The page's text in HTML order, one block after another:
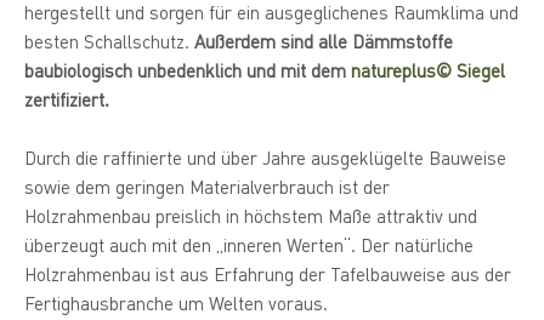
hergestellt und sorgen für ein ausgeglichenes Raumklima und
besten Schallschutz. Außerdem sind alle Dämmstoffe
baubiologisch unbedenklich und mit dem natureplus© Siegel
zertifiziert.
Durch die raffinierte und über Jahre ausgeklügelte Bauweise
sowie dem geringen Materialverbrauch ist der
Holzrahmenbau preislich in höchstem Maße attraktiv und
überzeugt auch mit den „inneren Werten“. Der natürliche
Holzrahmenbau ist aus Erfahrung der Tafelbauweise aus der
Fertighausbranche um Welten voraus.